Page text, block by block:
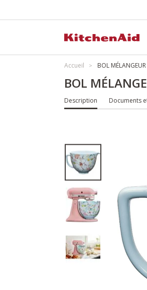
Accueil BOL
BOL
Description Documents